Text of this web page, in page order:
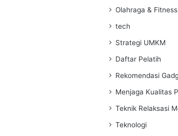
Olahraga & Fitness
tech
Strategi UMKM
Daftar Pelatih
Rekomendasi
Menjaga Kualitas
Teknik Relaksasi
Teknologi